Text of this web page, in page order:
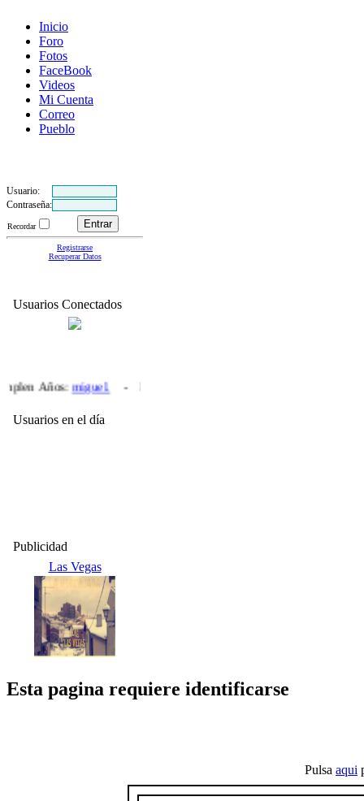
Inicio
Foro
Fotos
FaceBook
Videos
Mi Cuenta
Correo
Pueblo
Usuario:
Contraseña:
Recordar
Registrarse
Recuperar Datos
Usuarios Conectados
Años:miguel.- En los próximos días cumplen años:
Usuarios en el día
Publicidad
Las Vegas
Esta pagina requiere identificarse
Pulsa aqui